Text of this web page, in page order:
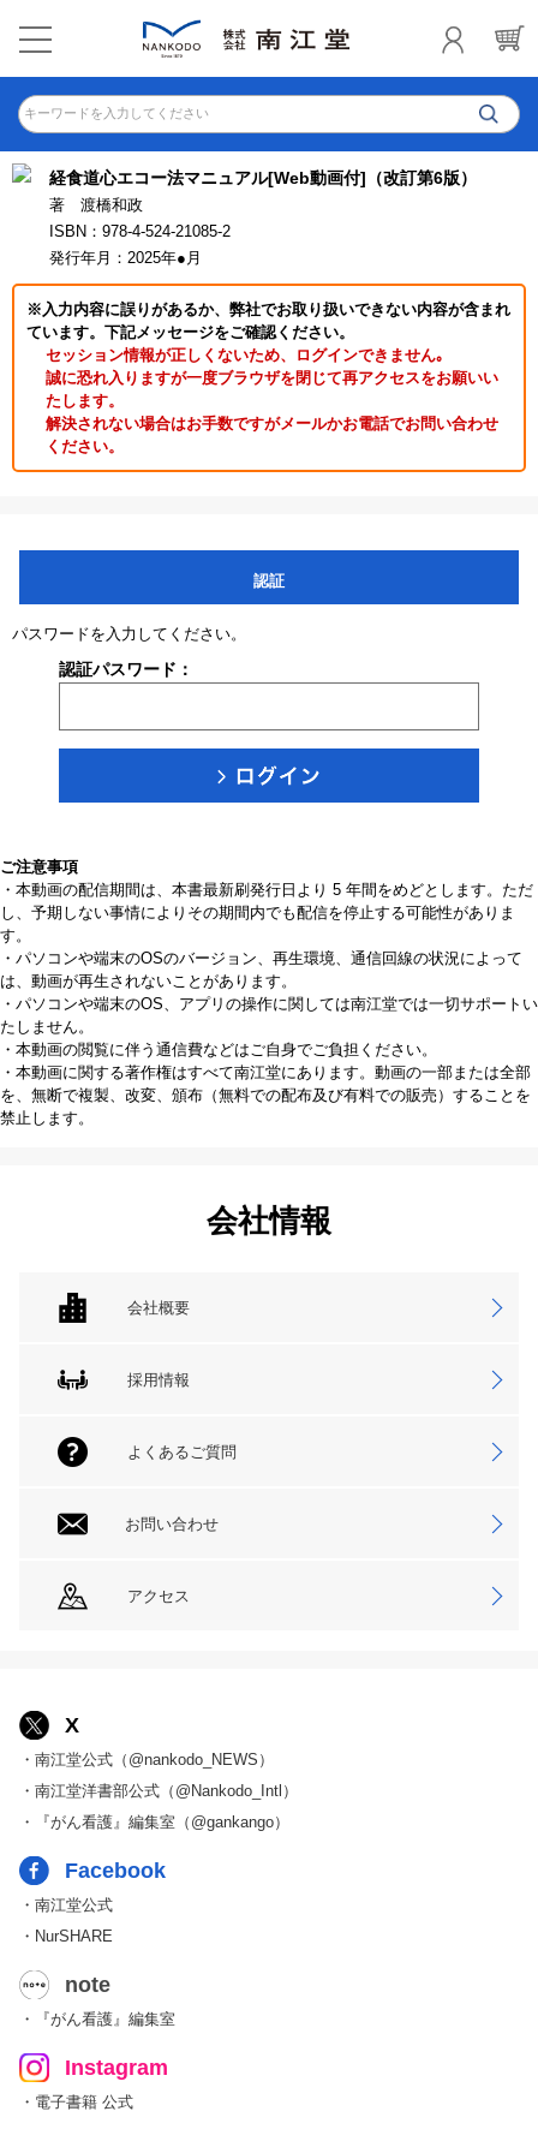
キーワードを入力してください
経食道心エコー法マニュアル[Web動画付]（改訂第6版）
著 渡橋和政
ISBN：978-4-524-21085-2
発行年月：2025年●月
※入力内容に誤りがあるか、弊社でお取り扱いできない内容が含まれ
ています。下記メッセージをご確認ください。
セッション情報が正しくないため、ログインできません｡
誠に恐れ入りますが一度ブラウザを閉じて再アクセスをお願いい
たします。
解決されない場合はお手数ですがメールかお電話でお問い合わせ
ください。
認証
パスワードを入力してください。
認証パスワード：
ご注意事項
・本動画の配信期間は、本書最新刷発行日より 5 年間をめどとします。ただ
し、予期しない事情によりその期間内でも配信を停止する可能性がありま
す。
・パソコンや端末のOSのバージョン、再生環境、通信回線の状況によって
は、動画が再生されないことがあります。
・パソコンや端末のOS、アプリの操作に関しては南江堂では一切サポートい
たしません。
・本動画の閲覧に伴う通信費などはご自身でご負担ください。
・本動画に関する著作権はすべて南江堂にあります。動画の一部または全部
を、無断で複製、改変、頒布（無料での配布及び有料での販売）することを
禁止します。
会社情報
会社概要
採用情報
よくあるご質問
お問い合わせ
アクセス
X
・南江堂公式（@nankodo_NEWS）
・南江堂洋書部公式（@Nankodo_Intl）
・『がん看護』編集室（@gankango）
Facebook
・南江堂公式
・NurSHARE
note
・『がん看護』編集室
Instagram
・電子書籍 公式